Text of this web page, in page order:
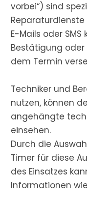
vorbei“) sind
E-Mails oder
Bestätigung
dem Termin
Techniker und
nutzen, können
angehängte
einsehen.
Durch die
Timer für diese
des Einsatzes
Informationen